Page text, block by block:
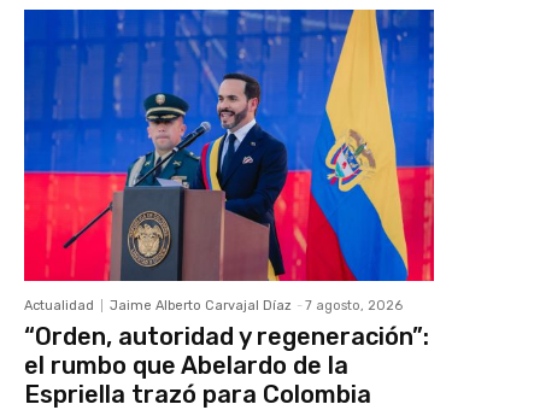
Actualidad Jaime Alberto Carvajal Díaz - 7 agosto, 2026
“Orden, autoridad y regeneración”:
el rumbo que Abelardo de la
Espriella trazó para Colombia